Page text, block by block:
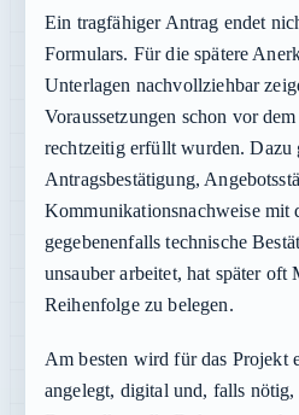
Ein tragfähiger Antrag endet
Formulars. Für die spätere
Unterlagen nachvollziehbar
Voraussetzungen schon vor
rechtzeitig erfüllt wurden. Dazu
Antragsbestätigung,
Kommunikationsnachweise mit
gegebenenfalls technische
unsauber arbeitet, hat später oft
Reihenfolge zu belegen.
Am besten wird für das Projekt
angelegt, digital und, falls